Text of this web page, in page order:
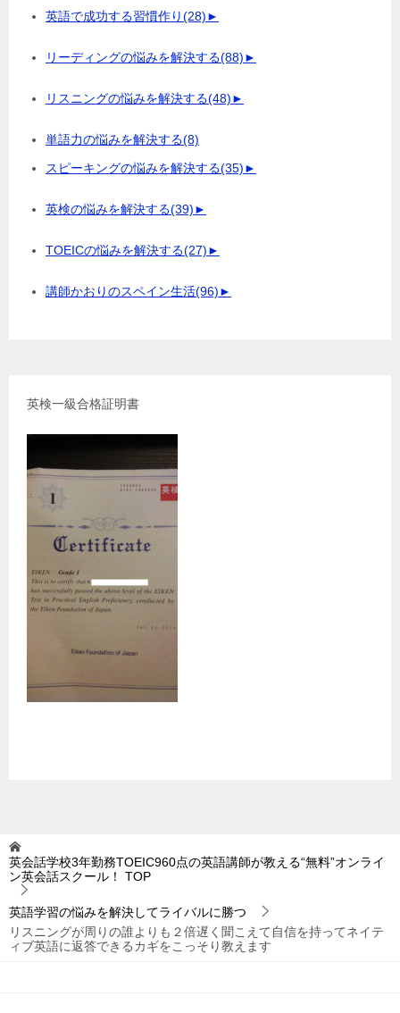
英語で成功する習慣作り(28)►
リーディングの悩みを解決する(88)►
リスニングの悩みを解決する(48)►
単語力の悩みを解決する(8)
スピーキングの悩みを解決する(35)►
英検の悩みを解決する(39)►
TOEICの悩みを解決する(27)►
講師かおりのスペイン生活(96)►
英検一級合格証明書
英会話学校3年勤務TOEIC960点の英語講師が教える“無料”オンライ
ン英会話スクール！
TOP
英語学習の悩みを解決してライバルに勝つ
リスニングが周りの誰よりも２倍遅く聞こえて自信を持ってネイテ
ィブ英語に返答できるカギをこっそり教えます